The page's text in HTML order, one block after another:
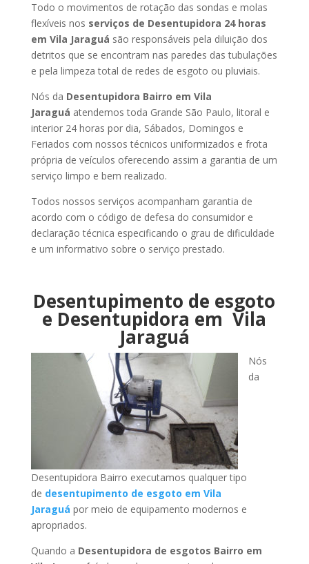
Todo o movimentos de rotação das sondas e molas
flexíveis nos serviços de Desentupidora 24 horas
em Vila Jaraguá são responsáveis pela diluição dos
detritos que se encontram nas paredes das tubulações
e pela limpeza total de redes de esgoto ou pluviais.
Nós da Desentupidora Bairro em Vila
Jaraguá atendemos toda Grande São Paulo, litoral e
interior 24 horas por dia, Sábados, Domingos e
Feriados com nossos técnicos uniformizados e frota
própria de veículos oferecendo assim a garantia de um
serviço limpo e bem realizado.
Todos nossos serviços acompanham garantia de
acordo com o código de defesa do consumidor e
declaração técnica especificando o grau de dificuldade
e um informativo sobre o serviço prestado.
Desentupimento de esgoto
e Desentupidora em Vila
Jaraguá
Nós
da
Desentupidora Bairro executamos qualquer tipo
de desentupimento de esgoto em Vila
Jaraguá por meio de equipamento modernos e
apropriados.
Quando a Desentupidora de esgotos Bairro em